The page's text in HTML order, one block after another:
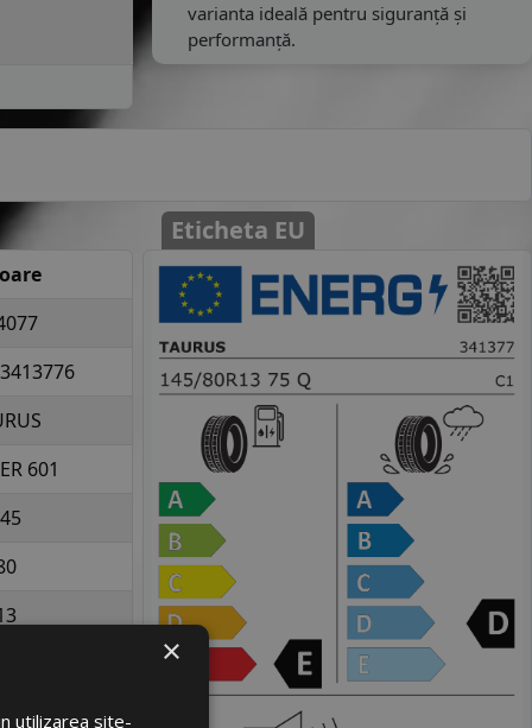
varianta ideală pentru siguranță și
performanță.
601
Eticheta EU
×
utilizarea site-